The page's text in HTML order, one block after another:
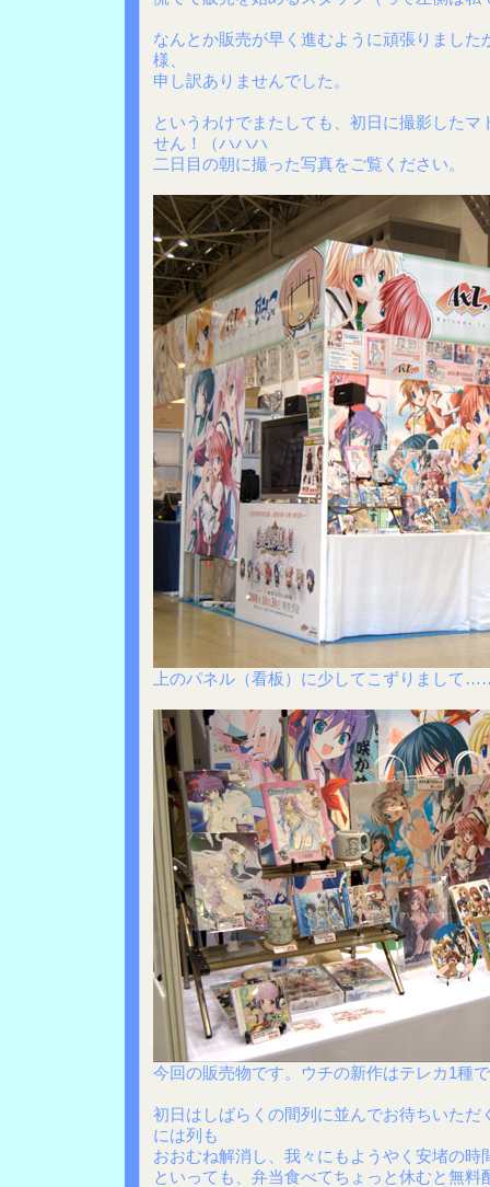
なんとか販売が早く進むように頑張りました
様、
申し訳ありませんでした。
というわけでまたしても、初日に撮影した
せん！（ハハハ
二日目の朝に撮った写真をご覧ください。
上のパネル（看板）に少してこずりまして
今回の販売物です。ウチの新作はテレカ1種
初日はしばらくの間列に並んでお待ちいただ
には列も
おおむね解消し、我々にもようやく安堵の時
といっても、弁当食べてちょっと休むと無